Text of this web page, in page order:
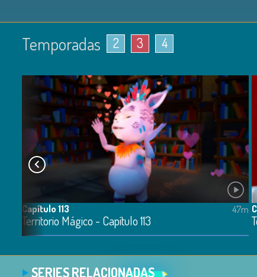
Temporadas 2 3 4
Capítulo 113
Territorio Mágico - Capítulo 113
47m
SERIES RELACIONADAS